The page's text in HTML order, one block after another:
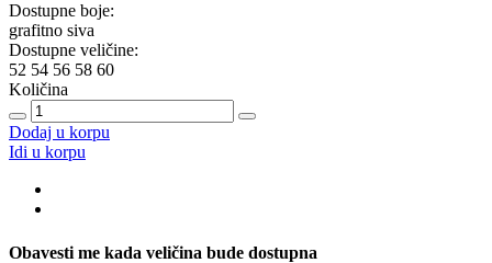
Dostupne boje:
grafitno siva
Dostupne veličine:
52 54 56 58 60
Količina
Dodaj u korpu
Idi u korpu
Obavesti me kada veličina bude dostupna